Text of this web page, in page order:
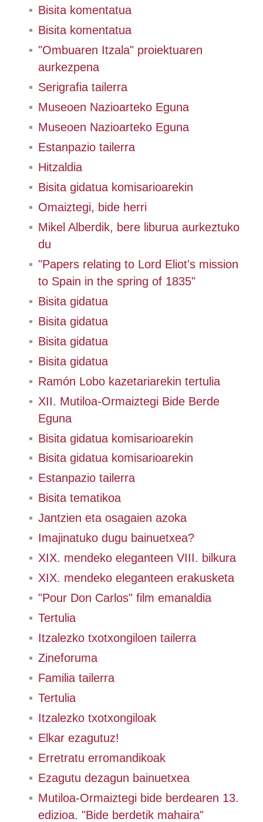
Bisita komentatua
Bisita komentatua
"Ombuaren Itzala" proiektuaren
aurkezpena
Serigrafia tailerra
Museoen Nazioarteko Eguna
Museoen Nazioarteko Eguna
Estanpazio tailerra
Hitzaldia
Bisita gidatua komisarioarekin
Omaiztegi, bide herri
Mikel Alberdik, bere liburua aurkeztuko
du
"Papers relating to Lord Eliot's mission
to Spain in the spring of 1835"
Bisita gidatua
Bisita gidatua
Bisita gidatua
Bisita gidatua
Ramón Lobo kazetariarekin tertulia
XII. Mutiloa-Ormaiztegi Bide Berde
Eguna
Bisita gidatua komisarioarekin
Bisita gidatua komisarioarekin
Estanpazio tailerra
Bisita tematikoa
Jantzien eta osagaien azoka
Imajinatuko dugu bainuetxea?
XIX. mendeko eleganteen VIII. bilkura
XIX. mendeko eleganteen erakusketa
"Pour Don Carlos" film emanaldia
Tertulia
Itzalezko txotxongiloen tailerra
Zineforuma
Familia tailerra
Tertulia
Itzalezko txotxongiloak
Elkar ezagutuz!
Erretratu erromandikoak
Ezagutu dezagun bainuetxea
Mutiloa-Ormaiztegi bide berdearen 13.
edizioa. "Bide berdetik mahaira"